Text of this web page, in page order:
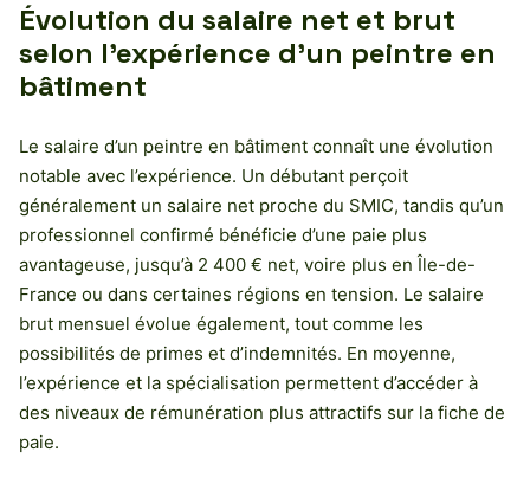
Évolution du salaire net et brut
selon l’expérience d’un peintre en
bâtiment
Le salaire d’un peintre en bâtiment connaît une évolution
notable avec l’expérience. Un débutant perçoit
généralement un salaire net proche du SMIC, tandis qu’un
professionnel confirmé bénéficie d’une paie plus
avantageuse, jusqu’à 2 400 € net, voire plus en Île-de-
France ou dans certaines régions en tension. Le salaire
brut mensuel évolue également, tout comme les
possibilités de primes et d’indemnités. En moyenne,
l’expérience et la spécialisation permettent d’accéder à
des niveaux de rémunération plus attractifs sur la fiche de
paie.